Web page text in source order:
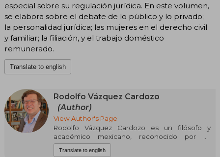
especial sobre su regulación jurídica. En este volumen,
se elabora sobre el debate de lo público y lo privado;
la personalidad jurídica; las mujeres en el derecho civil
y familiar; la filiación, y el trabajo doméstico
remunerado.
Translate to english
Rodolfo Vázquez Cardozo
(Author)
View Author's Page
Rodolfo Vázquez Cardozo es un filósofo y
académico mexicano, reconocido por su
trabajo en ética, filosofía política y educación.
Doctor en filosofía, ha desarrollado una
Translate to english